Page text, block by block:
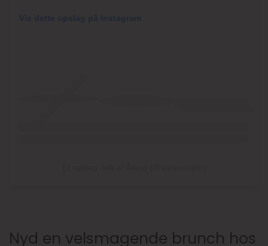
Vis dette opslag på Instagram
Nyd en velsmagende brunch hos